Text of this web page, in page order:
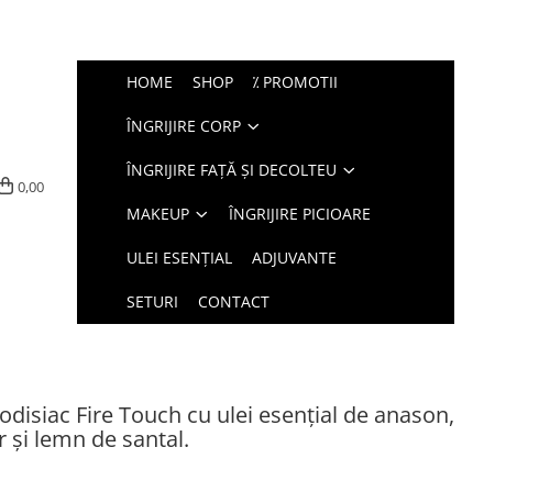
0,00
HOME SHOP ⁒ PROMOTII
ÎNGRIJIRE CORP
ÎNGRIJIRE FAȚĂ ȘI DECOLTEU
MAKEUP ÎNGRIJIRE PICIOARE
ULEI ESENȚIAL ADJUVANTE
SETURI CONTACT
Fire Touch cu ulei esențial de anason,
lemn de santal.